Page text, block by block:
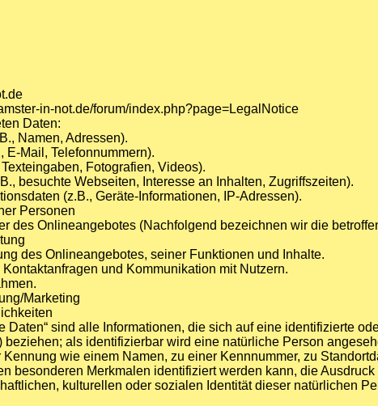
in-not.de/forum/index.php?page=LegalNotice
Daten:
Namen, Adressen).
E-Mail, Telefonnummern).
Fotografien, Videos).
besuchte Webseiten, Interesse an Inhalten, Zugriffszeiten).
(z.B., Geräte-Informationen, IP-Adressen).
Personen
des Onlineangebotes (Nachfolgend bezeichnen wir die
des Onlineangebotes, seiner Funktionen und Inhalte.
und Kommunikation mit Nutzern.
Marketing
Daten“ sind alle Informationen, die sich auf eine identifizierte
beziehen; als identifizierbar wird eine natürliche Person
wie einem Namen, zu einer Kennnummer, zu
besonderen Merkmalen identifiziert werden kann, die
kulturellen oder sozialen Identität dieser natürlichen